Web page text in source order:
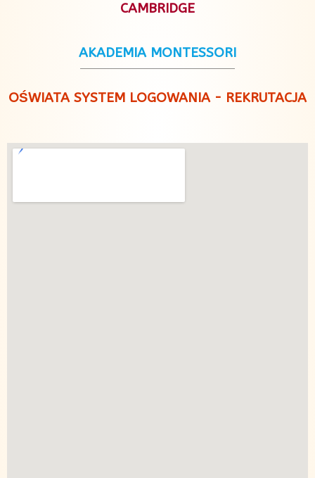
CAMBRIDGE
AKADEMIA MONTESSORI
OŚWIATA SYSTEM LOGOWANIA - REKRUTACJA